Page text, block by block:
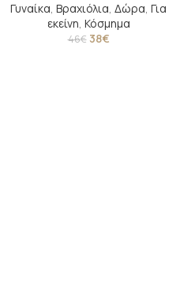
Γυναίκα, Βραχιόλια, Δώρα, Για
εκείνη, Κόσμημα
46€ 38€